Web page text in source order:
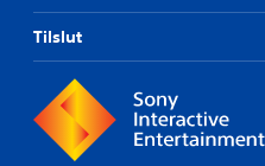
Tilslut